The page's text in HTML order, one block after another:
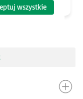
wszystkie